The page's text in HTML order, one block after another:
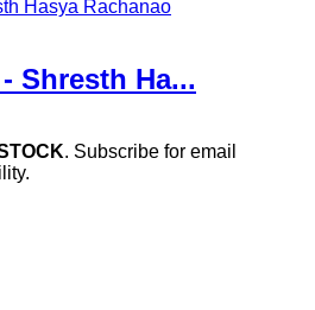
Shresth Ha...
. Subscribe for email